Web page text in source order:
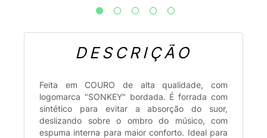
DESCRIÇÃO
Feita em COURO de alta qualidade, com
logomarca "SONKEY" bordada. É forrada com
sintético para evitar a absorção do suor,
deslizando sobre o ombro do músico, com
espuma interna para maior conforto. Ideal para